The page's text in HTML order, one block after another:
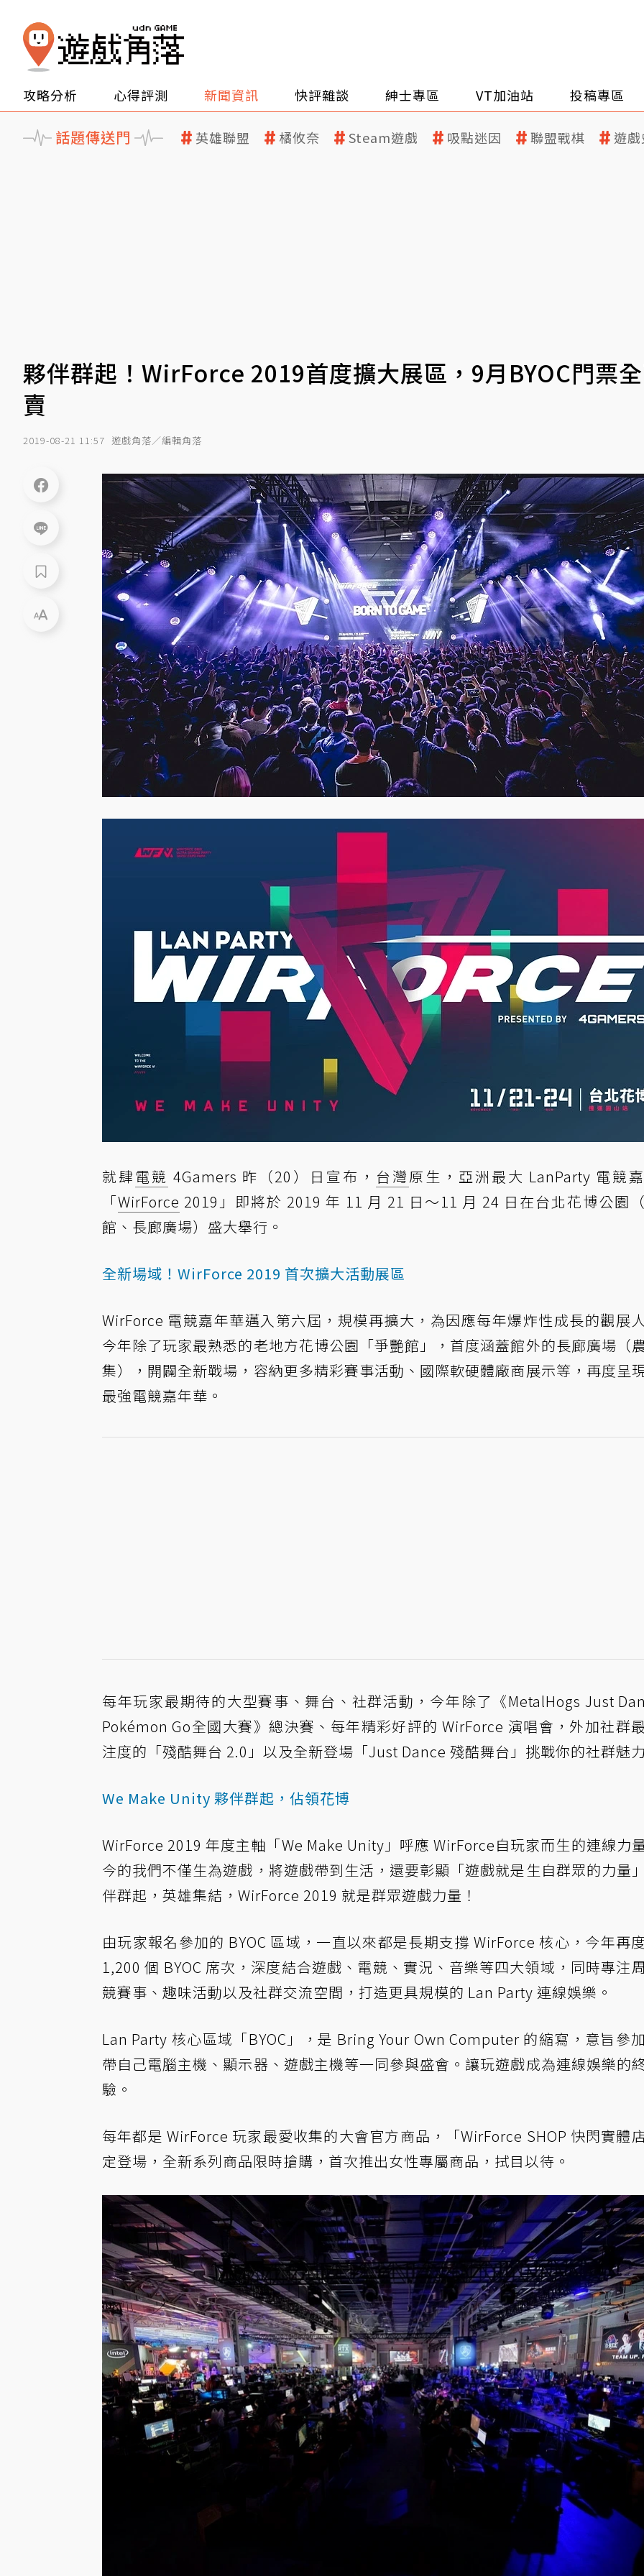
攻略分析 心得評測 新聞資訊 快評雜談 紳士專區 VT加油站 投稿專區
話題傳送門 英雄聯盟 橘攸奈 Steam遊戲 吸點迷因 聯盟戰棋 遊
夥伴群起！WirForce 2019首度擴大展區，9月BYOC門票
賣
2019-08-21 11:57 遊戲角落／編輯角落
就肆電競 4Gamers 昨（20）日宣布， 台灣原生，亞洲最大 LanParty 電競
「WirForce 2019」即將於 2019 年 11 月 21 日～11 月 24 日在台北花博公園
館、長廊廣場）盛大舉行。
全新場域！WirForce 2019 首次擴大活動展區
WirForce 電競嘉年華邁入第六屆，規模再擴大，為因應每年爆炸性成長的觀展
今年除了玩家最熟悉的老地方花博公園「爭艷館」，首度涵蓋館外的長廊廣場（
集），開闢全新戰場，容納更多精彩賽事活動、國際軟硬體廠商展示等，再度呈
最強電競嘉年華。
每年玩家最期待的大型賽事、舞台、社群活動，今年除了《MetalHogs Just
Pokémon Go全國大賽》總決賽、每年精彩好評的 WirForce 演唱會，外加社群
注度的「殘酷舞台 2.0」以及全新登場「Just Dance 殘酷舞台」挑戰你的社群魅
We Make Unity 夥伴群起，佔領花博
WirForce 2019 年度主軸「We Make Unity」呼應 WirForce自玩家而生的連線力
今的我們不僅生為遊戲，將遊戲帶到生活，還要彰顯「遊戲就是生自群眾的力量
伴群起，英雄集結，WirForce 2019 就是群眾遊戲力量！
由玩家報名參加的 BYOC 區域，一直以來都是長期支撐 WirForce 核心，今年再
1,200 個 BYOC 席次，深度結合遊戲、電競、實況、音樂等四大領域，同時專注
競賽事、趣味活動以及社群交流空間，打造更具規模的 Lan Party 連線娛樂。
Lan Party 核心區域「BYOC」，是 Bring Your Own Computer 的縮寫，意旨參
帶自己電腦主機、顯示器、遊戲主機等一同參與盛會。讓玩遊戲成為連線娛樂的
驗。
每年都是 WirForce 玩家最愛收集的大會官方商品，「WirForce SHOP 快閃實體
定登場，全新系列商品限時搶購，首次推出女性專屬商品，拭目以待。